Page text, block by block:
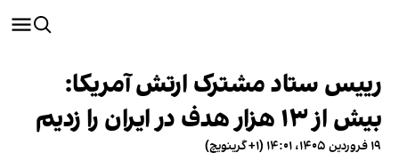
رییس ستاد مشترک ارتش آمریکا:
بیش از ۱۳ هزار هدف در ایران را زدیم
۱۹ فروردین ۱۴۰۵، ۱۴:۰۱ (‎+۱ گرینویچ)